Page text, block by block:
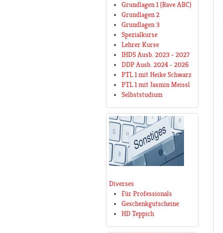
Grundlagen 1 (Rave ABC)
Grundlagen 2
Grundlagen 3
Spezialkurse
Lehrer Kurse
IHDS Ausb. 2023 - 2027
DDP Ausb. 2024 - 2026
PTL 1 mit Heike Schwarz
PTL 1 mit Jasmin Meissl
Selbststudium
Diverses
Für Professionals
Geschenkgutscheine
HD Teppich